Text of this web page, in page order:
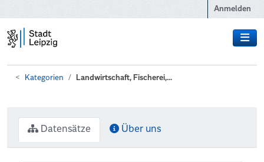
Anmelden
Kategorien Landwirtschaft, Fischerei,...
Datensätze Über uns